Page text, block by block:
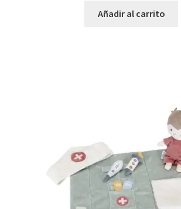
Añadir al carrito